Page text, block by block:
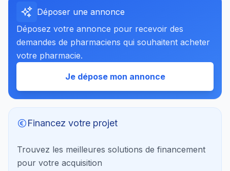
Déposer une annonce
Déposez votre annonce pour recevoir des
demandes de pharmaciens qui souhaitent acheter
votre pharmacie.
Je dépose mon annonce
Financez votre projet
Trouvez les meilleures solutions de financement
pour votre acquisition